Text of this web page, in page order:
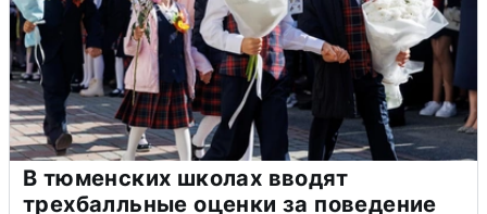
В тюменских школах вводят
трехбалльные оценки за поведение